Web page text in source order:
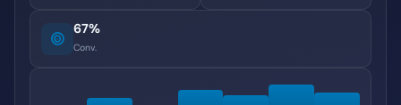
67%
Conv.